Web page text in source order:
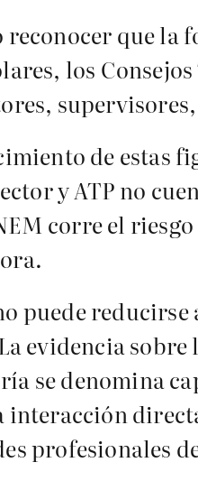
reconocer que la
los
supervisores,
de estas
y ATP no
corre el
puede
evidencia
se denomina
interacción
profesionales